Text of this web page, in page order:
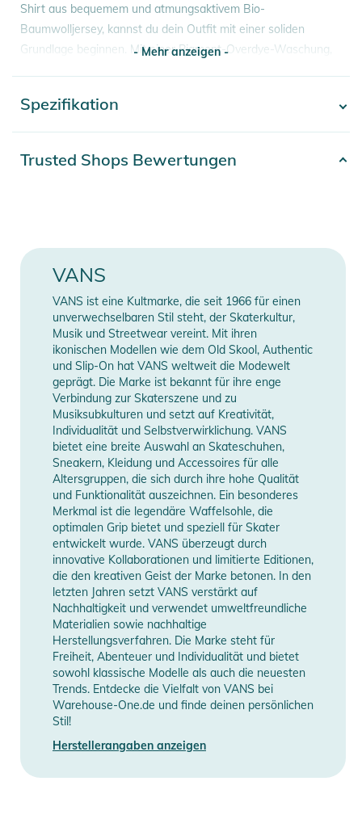
Shirt aus bequemem und atmungsaktivem Bio-
Baumwolljersey, kannst du dein Outfit mit einer soliden
Grundlage beginnen. Mit einer Pigment-Overdye-Waschung,
unterstreichen.
- Kurzarm-T-Shirt aus Jersey
- Unisex-Größe
- Lockere Passform für einen geräumigen Look und eine frei
- 100% Bio-Baumwolle
Produktinformationen und
Sicherheitshinweise
Gebrauchsanweisungen, Sicherheitshinweise und Warnungen
finden Sie direkt am Produkt.
- Mehr anzeigen -
Spezifikation
Farbe beige
Manufacturer
Information
Herstellerangaben
anzeigen
Trusted Shops Bewertungen
VANS
VANS ist eine Kultmarke, die seit 1966 für einen
unverwechselbaren Stil steht, der Skaterkultur,
Musik und Streetwear vereint. Mit ihren
ikonischen Modellen wie dem Old Skool, Authentic
und Slip-On hat VANS weltweit die Modewelt
geprägt. Die Marke ist bekannt für ihre enge
Verbindung zur Skaterszene und zu
Musiksubkulturen und setzt auf Kreativität,
Individualität und Selbstverwirklichung. VANS
bietet eine breite Auswahl an Skateschuhen,
Sneakern, Kleidung und Accessoires für alle
Altersgruppen, die sich durch ihre hohe Qualität
und Funktionalität auszeichnen. Ein besonderes
Merkmal ist die legendäre Waffelsohle, die
optimalen Grip bietet und speziell für Skater
entwickelt wurde. VANS überzeugt durch
innovative Kollaborationen und limitierte Editionen,
die den kreativen Geist der Marke betonen. In den
letzten Jahren setzt VANS verstärkt auf
Nachhaltigkeit und verwendet umweltfreundliche
Materialien sowie nachhaltige
Herstellungsverfahren. Die Marke steht für
Freiheit, Abenteuer und Individualität und bietet
sowohl klassische Modelle als auch die neuesten
Trends. Entdecke die Vielfalt von VANS bei
Warehouse-One.de und finde deinen persönlichen
Stil!
Herstellerangaben anzeigen